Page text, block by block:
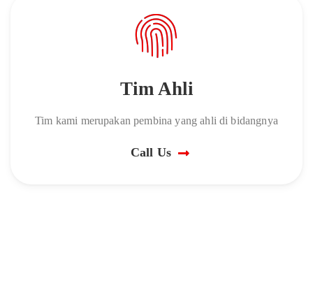
Tim Ahli
Tim kami merupakan pembina yang ahli di bidangnya
Call Us